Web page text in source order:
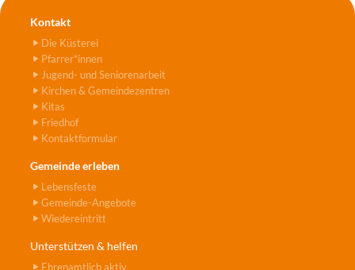
Kontakt
Die Küsterei
Pfarrer*innen
Jugend- und Seniorenarbeit
Kirchen & Gemeindezentren
Kitas
Friedhof
Kontaktformular
Gemeinde erleben
Lebensfeste
Gemeinde-Angebote
Wiedereintritt
Unterstützen & helfen
Ehrenamtlich aktiv